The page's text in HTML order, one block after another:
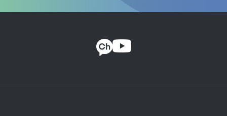
판단되는 지표를 공시하도록 하고 있다. 따라서 이를 기준으로
있다. 보고서에서는 이를 검증하기 위해 블룸버그가 제공하고
있는 개별 기업의 ESG 정보공개 데이터 중에서 SASB가